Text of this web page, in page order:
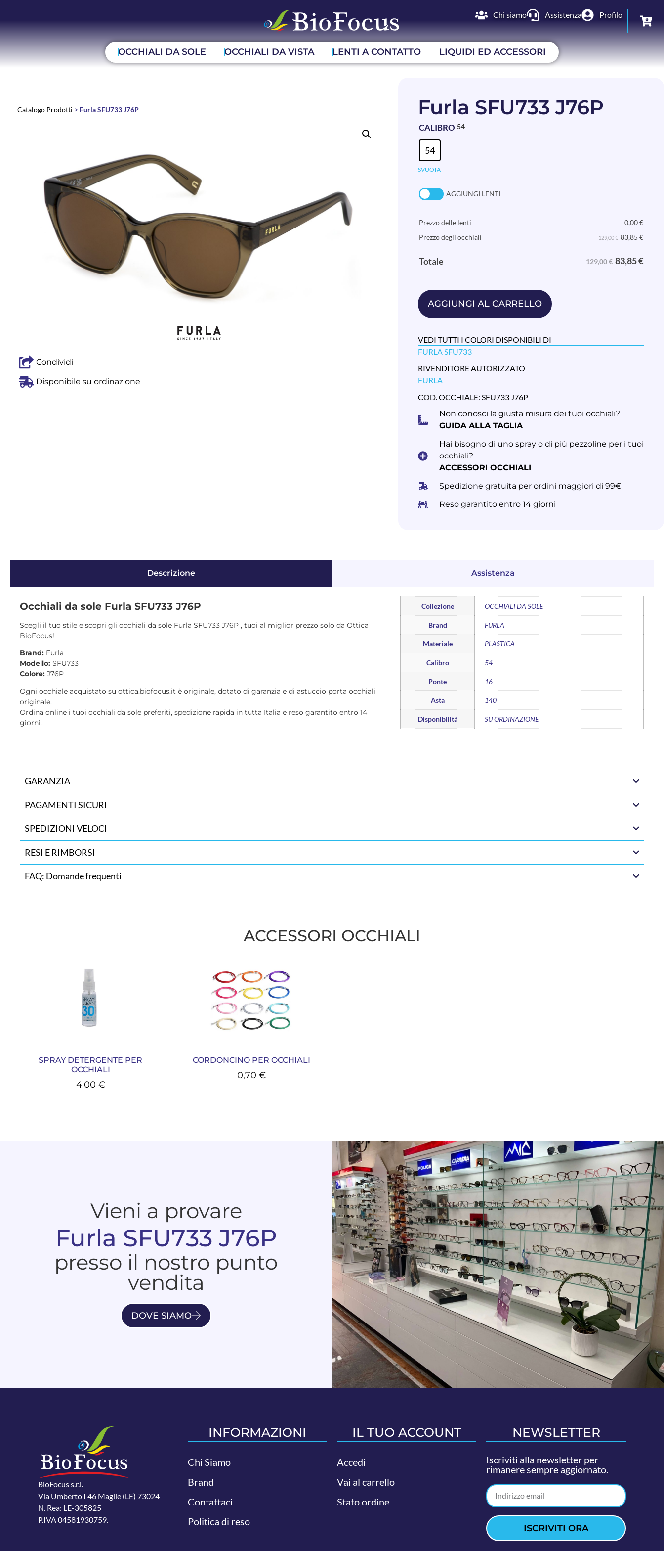
Chi siamo Assistenza Profilo
OCCHIALI DA SOLE OCCHIALI DA VISTA LENTI A CONTATTO LIQUIDI ED ACCESSORI
Catalogo Prodotti > Furla SFU733 J76P
Condividi
Disponibile su ordinazione
Furla SFU733 J76P
CALIBRO 54
54
SVUOTA
AGGIUNGI LENTI
Prezzo delle lenti 0,00€
Prezzo degli occhiali
129,00 € 83,85 €
Totale 129,00 € 83,85€
AGGIUNGI AL CARRELLO
VEDI TUTTI I COLORI DISPONIBILI DI
FURLA SFU733
RIVENDITORE AUTORIZZATO
FURLA
COD. OCCHIALE: SFU733 J76P
Non conosci la giusta misura dei tuoi occhiali?
GUIDA ALLA TAGLIA
Hai bisogno di uno spray o di più pezzoline per i tuoi
occhiali?
ACCESSORI OCCHIALI
Spedizione gratuita per ordini maggiori di 99€
Reso garantito entro 14 giorni
Descrizione Assistenza
Occhiali da sole Furla SFU733 J76P
Scegli il tuo stile e scopri gli occhiali da sole Furla SFU733 J76P , tuoi al miglior prezzo solo da Ottica
BioFocus!
Brand: Furla
Modello: SFU733
Colore: J76P
Ogni occhiale acquistato su ottica.biofocus.it è originale, dotato di garanzia e di astuccio porta occhiali
originale.
Ordina online i tuoi occhiali da sole preferiti, spedizione rapida in tutta Italia e reso garantito entro 14
giorni.
Collezione OCCHIALI DA SOLE
Brand FURLA
Materiale PLASTICA
Calibro 54
Ponte 16
Asta 140
Disponibilità SU ORDINAZIONE
GARANZIA
PAGAMENTI SICURI
SPEDIZIONI VELOCI
RESI E RIMBORSI
FAQ: Domande frequenti
ACCESSORI OCCHIALI
SPRAY DETERGENTE PER
OCCHIALI
4,00 €
CORDONCINO PER OCCHIALI
0,70 €
Vieni a provare
Furla SFU733 J76P
presso il nostro punto
vendita
DOVE SIAMO
BioFocus s.r.l.
Via Umberto I 46 Maglie (LE) 73024
N. Rea: LE-305825
P.IVA 04581930759.
INFORMAZIONI
Chi Siamo
Brand
Contattaci
Politica di reso
IL TUO ACCOUNT
Accedi
Vai al carrello
Stato ordine
NEWSLETTER
Iscriviti alla newsletter per
rimanere sempre aggiornato.
ISCRIVITI ORA